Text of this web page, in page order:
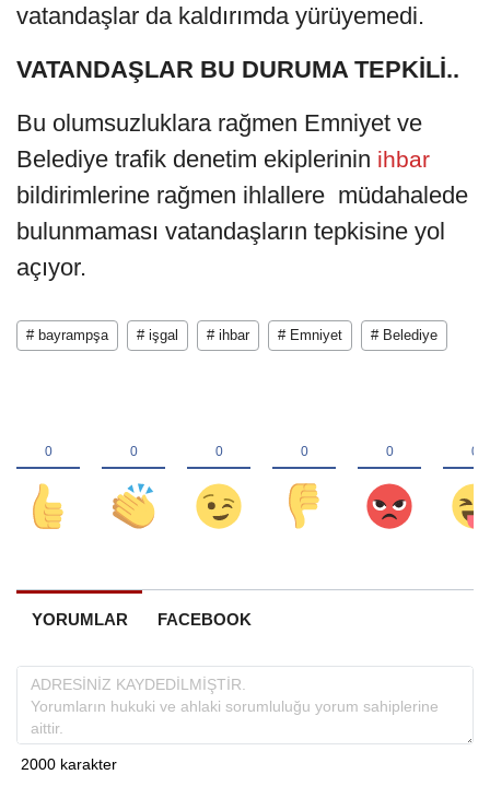
vatandaşlar da kaldırımda yürüyemedi.
VATANDAŞLAR BU DURUMA TEPKİLİ..
Bu olumsuzluklara rağmen Emniyet ve
Belediye trafik denetim ekiplerinin ihbar
bildirimlerine rağmen ihlallere müdahalede
bulunmaması vatandaşların tepkisine yol
açıyor.
# bayrampşa # işgal # ihbar # Emniyet # Belediye
YORUMLAR FACEBOOK